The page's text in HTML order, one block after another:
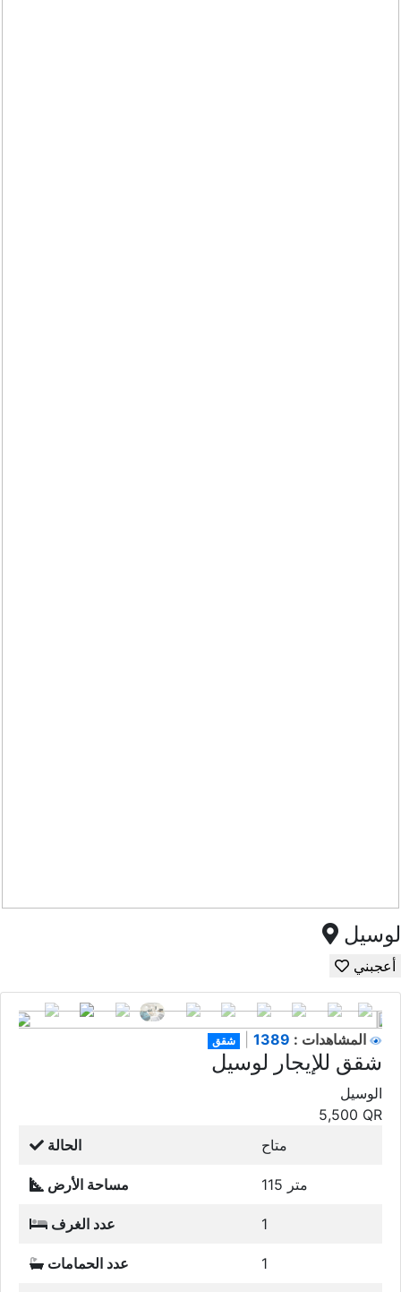
لوسيل
أعجبني
شقق المشاهدات :
شقق للإيجار لوسيل
الوسيل
5,500 QR
الحالة
متاح
مساحة الأرض 115 متر
عدد الغرف 1
عدد الحمامات 1